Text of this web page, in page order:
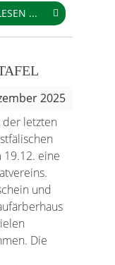
...
2025
der letzten
19.12. eine
und
Die